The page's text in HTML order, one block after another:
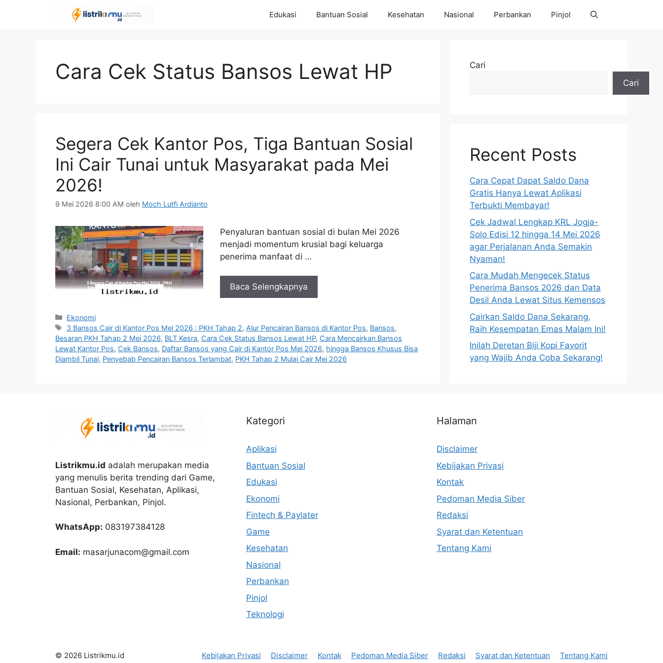
Edukasi Bantuan Sosial Kesehatan Nasional Perbankan Pinjol
Cara Cek Status Bansos Lewat HP
Segera Cek Kantor Pos, Tiga Bantuan Sosial
Ini Cair Tunai untuk Masyarakat pada Mei
2026!
9 Mei 2026 8:00 AM oleh Moch Lutfi Ardianto
Penyaluran bantuan sosial di bulan Mei 2026
menjadi momentum krusial bagi keluarga
penerima manfaat di …
Baca Selengkapnya
Kategori
Ekonomi
Tag
3 Bansos Cair di Kantor Pos Mei 2026 : PKH Tahap 2, Alur Pencairan Bansos di Kantor Pos, Bansos,
Besaran PKH Tahap 2 Mei 2026, BLT Kesra, Cara Cek Status Bansos Lewat HP, Cara Mencairkan Bansos
Lewat Kantor Pos, Cek Bansos, Daftar Bansos yang Cair di Kantor Pos Mei 2026, hingga Bansos Khusus Bisa
Diambil Tunai, Penyebab Pencairan Bansos Terlambat, PKH Tahap 2 Mulai Cair Mei 2026
Cari
Cari
Recent Posts
Cara Cepat Dapat Saldo Dana
Gratis Hanya Lewat Aplikasi
Terbukti Membayar!
Cek Jadwal Lengkap KRL Jogja-
Solo Edisi 12 hingga 14 Mei 2026
agar Perjalanan Anda Semakin
Nyaman!
Cara Mudah Mengecek Status
Penerima Bansos 2026 dan Data
Desil Anda Lewat Situs Kemensos
Cairkan Saldo Dana Sekarang,
Raih Kesempatan Emas Malam Ini!
Inilah Deretan Biji Kopi Favorit
yang Wajib Anda Coba Sekarang!
Listrikmu.id adalah merupakan media
yang menulis berita trending dari Game,
Bantuan Sosial, Kesehatan, Aplikasi,
Nasional, Perbankan, Pinjol.
WhatsApp: 083197384128
Email: masarjunacom@gmail.com
Kategori
Aplikasi
Bantuan Sosial
Edukasi
Ekonomi
Fintech & Paylater
Game
Kesehatan
Nasional
Perbankan
Pinjol
Teknologi
Halaman
Disclaimer
Kebijakan Privasi
Kontak
Pedoman Media Siber
Redaksi
Syarat dan Ketentuan
Tentang Kami
Kebijakan Privasi Disclaimer Kontak Pedoman Media Siber Redaksi Syarat dan Ketentuan Tentang Kami
© 2026 Listrikmu.id